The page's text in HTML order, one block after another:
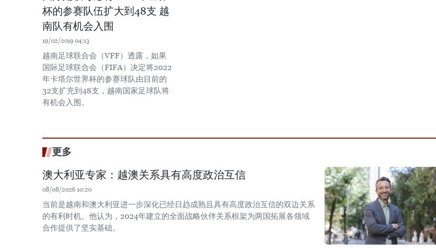
杯的参赛队伍扩大到48支 越
南队有机会入围
19/02/2019 04:13
越南足球联合会（VFF）透露，如果
国际足球联合会（FIFA）决定将2022
年卡塔尔世界杯的参赛球队由目前的
32支扩充到48支，越南国家足球队将
有机会入围。
更多
澳大利亚专家：越澳关系具有高度政治互信
08/08/2026 10:20
当前是越南和澳大利亚进一步深化已经日趋成熟且具有高度政治互信的双边关系
的有利时机。他认为，2024年建立的全面战略伙伴关系框架为两国拓展各领域
合作提供了坚实基础。